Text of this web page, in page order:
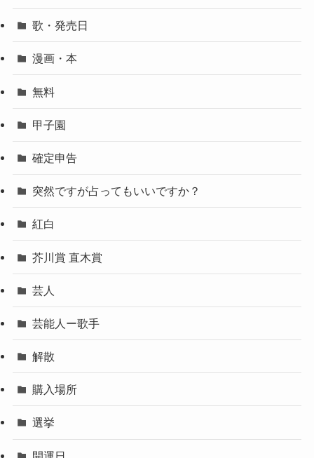
歌・発売日
漫画・本
無料
甲子園
確定申告
突然ですが占ってもいいですか？
紅白
芥川賞 直木賞
芸人
芸能人ー歌手
解散
購入場所
選挙